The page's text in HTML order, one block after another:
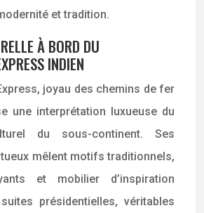
et tradition.
À BORD DU
INDIEN
joyau des chemins de fer
une interprétation luxueuse du
du sous-continent. Ses
mêlent motifs traditionnels,
et mobilier d’inspiration
présidentielles, véritables